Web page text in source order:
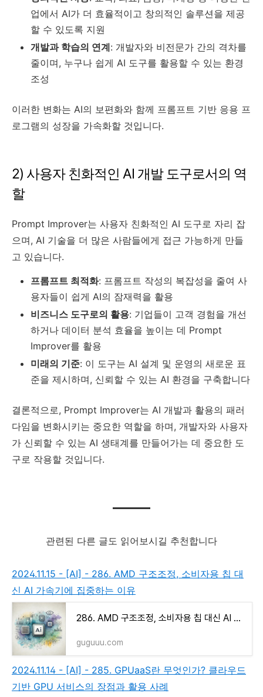
업에서 AI가 더 효율적이고 창의적인 솔루션을 제공
할 수 있도록 지원
개발과 학습의 연계: 개발자와 비전문가 간의 격차를
줄이며, 누구나 쉽게 AI 도구를 활용할 수 있는 환경
조성
이러한 변화는 AI의 보편화와 함께 프롬프트 기반 응용 프
로그램의 성장을 가속화할 것입니다.
2) 사용자 친화적인 AI 개발 도구로서의 역
할
Prompt Improver는 사용자 친화적인 AI 도구로 자리 잡
으며, AI 기술을 더 많은 사람들에게 접근 가능하게 만들
고 있습니다.
프롬프트 최적화: 프롬프트 작성의 복잡성을 줄여 사
용자들이 쉽게 AI의 잠재력을 활용
비즈니스 도구로의 활용: 기업들이 고객 경험을 개선
하거나 데이터 분석 효율을 높이는 데 Prompt
Improver를 활용
미래의 기준: 이 도구는 AI 설계 및 운영의 새로운 표
준을 제시하며, 신뢰할 수 있는 AI 환경을 구축합니다
결론적으로, Prompt Improver는 AI 개발과 활용의 패러
다임을 변화시키는 중요한 역할을 하며, 개발자와 사용자
가 신뢰할 수 있는 AI 생태계를 만들어가는 데 중요한 도
구로 작용할 것입니다.
관련된 다른 글도 읽어보시길 추천합니다
2024.11.15 - [AI] - 286. AMD 구조조정, 소비자용 칩 대
신 AI 가속기에 집중하는 이유
286. AMD 구조조정, 소비자용 칩 대신 AI 가속기에 집중하는 이유
guguuu.com
2024.11.14 - [AI] - 285. GPUaaS란 무엇인가? 클라우드
기반 GPU 서비스의 장점과 활용 사례